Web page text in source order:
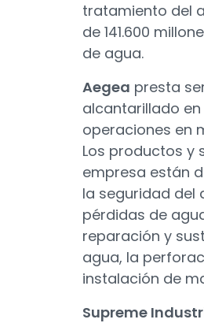
tratamiento del
de 141.600
de agua.
Aegea presta
alcantarillado
operaciones en
Los productos y
empresa están
la seguridad del
pérdidas de
reparación y
agua, la
instalación de
Supreme